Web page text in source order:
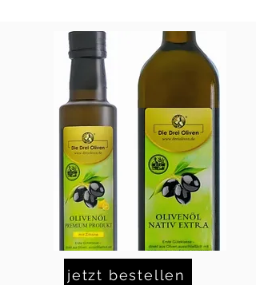
jetzt bestellen